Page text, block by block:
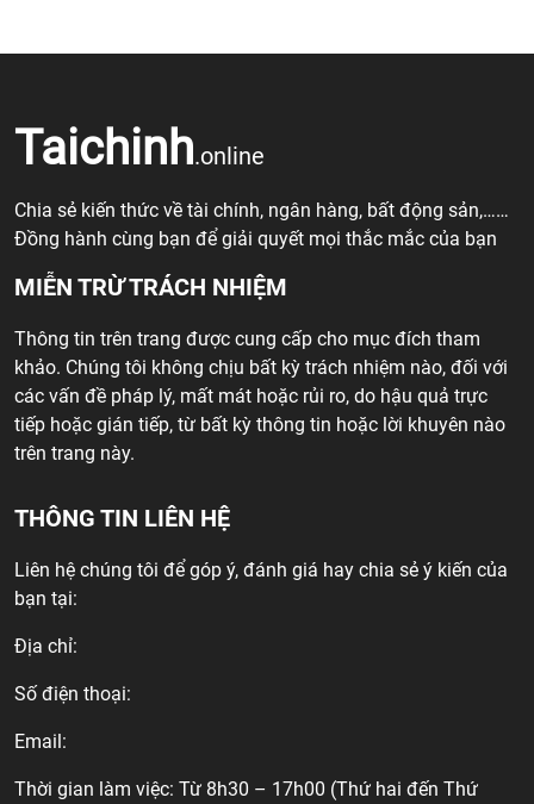
Taichinh.online
Chia sẻ kiến thức về tài chính, ngân hàng, bất động sản,……
Đồng hành cùng bạn để giải quyết mọi thắc mắc của bạn
MIỄN TRỪ TRÁCH NHIỆM
Thông tin trên trang được cung cấp cho mục đích tham
khảo. Chúng tôi không chịu bất kỳ trách nhiệm nào, đối với
các vấn đề pháp lý, mất mát hoặc rủi ro, do hậu quả trực
tiếp hoặc gián tiếp, từ bất kỳ thông tin hoặc lời khuyên nào
trên trang này.
THÔNG TIN LIÊN HỆ
Liên hệ chúng tôi để góp ý, đánh giá hay chia sẻ ý kiến của
bạn tại:
Địa chỉ:
Số điện thoại:
Email:
Thời gian làm việc: Từ 8h30 – 17h00 (Thứ hai đến Thứ